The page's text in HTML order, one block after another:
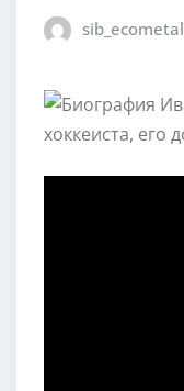
sib_ecometal